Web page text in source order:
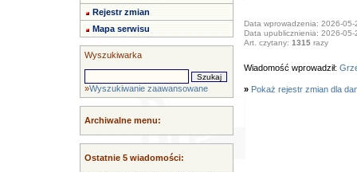
Rejestr zmian
Mapa serwisu
Wyszukiwarka
»Wyszukiwanie zaawansowane
Archiwalne menu:
Ostatnie 5 wiadomości:
Data wprowadzenia: 2026-05-
Data upublicznienia: 2026-05-
Art. czytany: 1315razy
Wiadomość wprowadził:
» Pokaż rejestr zmian dla